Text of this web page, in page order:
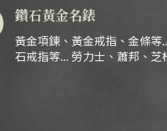
鑽石黃金名錶
黃金項鍊、黃金戒指、金條
石戒指等... 勞力士、蕭邦、芝